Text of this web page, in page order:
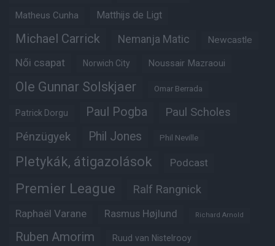
Matheus Cunha Matthijs de Ligt
Michael Carrick Nemanja Matic Newcastle
Női csapat Norwich City Noussair Mazraoui
Ole Gunnar Solskjaer Omar Berrada
Patrick Dorgu Paul Pogba Paul Scholes
Pénzügyek Phil Jones Phil Neville
Pletykák, átigazolások Podcast
Premier League Ralf Rangnick
Raphaël Varane Rasmus Højlund Richard Arnold
Ruben Amorim Ruud van Nistelrooy